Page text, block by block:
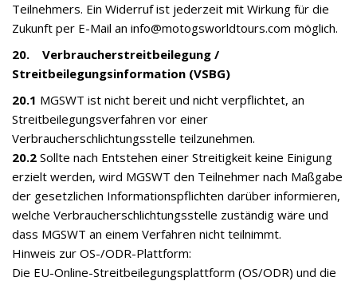
Teilnehmers. Ein Widerruf ist jederzeit mit Wirkung für die
Zukunft per E-Mail an info@motogsworldtours.com möglich.
20. Verbraucherstreitbeilegung /
Streitbeilegungsinformation (VSBG)
20.1 MGSWT ist nicht bereit und nicht verpflichtet, an
Streitbeilegungsverfahren vor einer
Verbraucherschlichtungsstelle teilzunehmen.
20.2 Sollte nach Entstehen einer Streitigkeit keine Einigung
erzielt werden, wird MGSWT den Teilnehmer nach Maßgabe
der gesetzlichen Informationspflichten darüber informieren,
welche Verbraucherschlichtungsstelle zuständig wäre und
dass MGSWT an einem Verfahren nicht teilnimmt.
Hinweis zur OS-/ODR-Plattform:
Die EU-Online-Streitbeilegungsplattform (OS/ODR) und die